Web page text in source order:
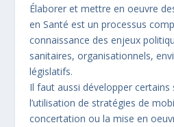
Élaborer et mettre en oeuvre
en Santé est un processus
connaissance des enjeux
sanitaires, organisationnels,
législatifs.
Il faut aussi développer
l’utilisation de stratégies de
concertation ou la mise en